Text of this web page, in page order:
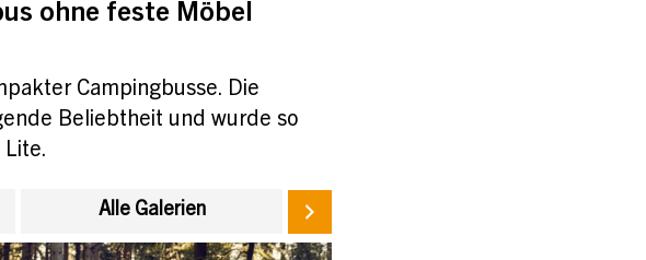
ohne feste Möbel
Campingbusse. Die
Beliebtheit und wurde so
Lite.
Alle Galerien